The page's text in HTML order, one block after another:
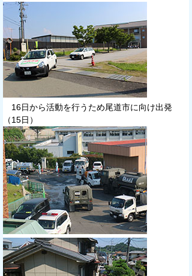
16日から活動を行うため尾道市に向け出発
（15日）